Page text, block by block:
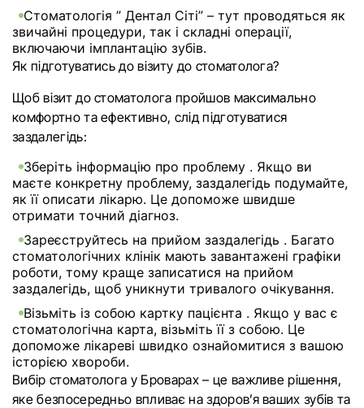
Стоматологія ” Дентал Сіті” – тут проводяться як
звичайні процедури, так і складні операції,
включаючи імплантацію зубів.
Як підготуватись до візиту до стоматолога?
Щоб візит до стоматолога пройшов максимально
комфортно та ефективно, слід підготуватися
заздалегідь:
Зберіть інформацію про проблему . Якщо ви
маєте конкретну проблему, заздалегідь подумайте,
як її описати лікарю. Це допоможе швидше
отримати точний діагноз.
Зареєструйтесь на прийом заздалегідь . Багато
стоматологічних клінік мають завантажені графіки
роботи, тому краще записатися на прийом
заздалегідь, щоб уникнути тривалого очікування.
Візьміть із собою картку пацієнта . Якщо у вас є
стоматологічна карта, візьміть її з собою. Це
допоможе лікареві швидко ознайомитися з вашою
історією хвороби.
Вибір стоматолога у Броварах – це важливе рішення,
яке безпосередньо впливає на здоров’я ваших зубів та